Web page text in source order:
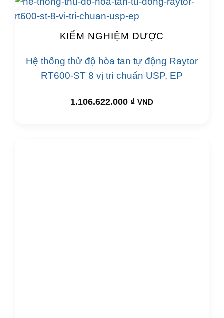
KIỂM NGHIỆM DƯỢC
Hệ thống thử độ hòa tan tự động Raytor
RT600-ST 8 vị trí chuẩn USP, EP
1.106.622.000 ₫ VND